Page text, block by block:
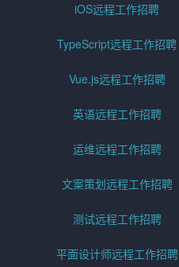
iOS远程工作招聘
TypeScript远程工作招聘
Vue.js远程工作招聘
英语远程工作招聘
运维远程工作招聘
文案策划远程工作招聘
测试远程工作招聘
平面设计师远程工作招聘